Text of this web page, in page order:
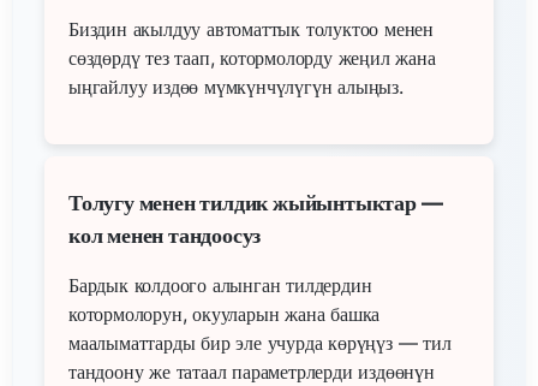
Биздин акылдуу автоматтык толуктоо менен
сөздөрдү тез таап, котормолорду жеңил жана
ыңгайлуу издөө мүмкүнчүлүгүн алыңыз.
Толугу менен тилдик жыйынтыктар —
кол менен тандоосуз
Бардык колдоого алынган тилдердин
котормолорун, окууларын жана башка
маалыматтарды бир эле учурда көрүңүз — тил
тандоону же татаал параметрлерди издөөнүн